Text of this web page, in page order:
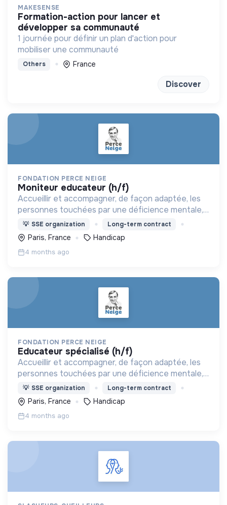
MAKESENSE
formation-action pour lancer et
développer sa communauté
1 journée pour définir un plan d'action pour
mobiliser une communauté
Others France
Discover
FONDATION PERCE NEIGE
moniteur educateur (h/f)
Accueillir et accompagner, de façon adaptée, les
personnes touchées par une déficience mentale,
un handicap physique ou psychique
💡 SSE organization Long-term contract
Paris, France Handicap
4 months ago
FONDATION PERCE NEIGE
educateur spécialisé (h/f)
Accueillir et accompagner, de façon adaptée, les
personnes touchées par une déficience mentale,
un handicap physique ou psychique
💡 SSE organization Long-term contract
Paris, France Handicap
4 months ago